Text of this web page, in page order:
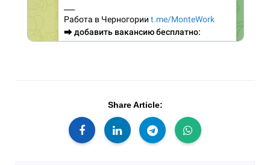
Share Article: